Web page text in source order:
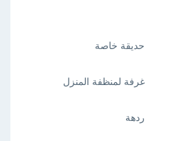
حديقة خاصة
غرفة لمنظفة المنزل
ردهة